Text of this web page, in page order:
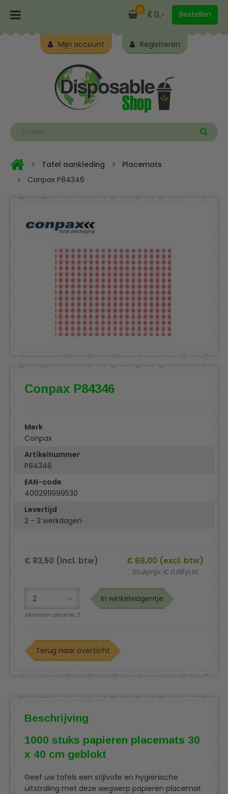
0 € 0,- Bestellen
Mijn account Registreren
Tafel aankleding
Placemats
Conpax P84346
Conpax P84346
Merk
Conpax
Artikelnummer
P84346
EAN-code
4002911999530
Levertijd
2 - 3 werkdagen
€ 69,00 (excl. btw)
Stukprijs: € 0,08 p.st.
€ 83,50 (incl. btw)
Minimum afname: 2
In winkelwagentje
Terug naar overzicht
Beschrijving
1000 stuks papieren placemats 30
x 40 cm geblokt
Geef uw tafels een stijlvolle en hygiënische
uitstraling met deze wegwerp papieren placemat